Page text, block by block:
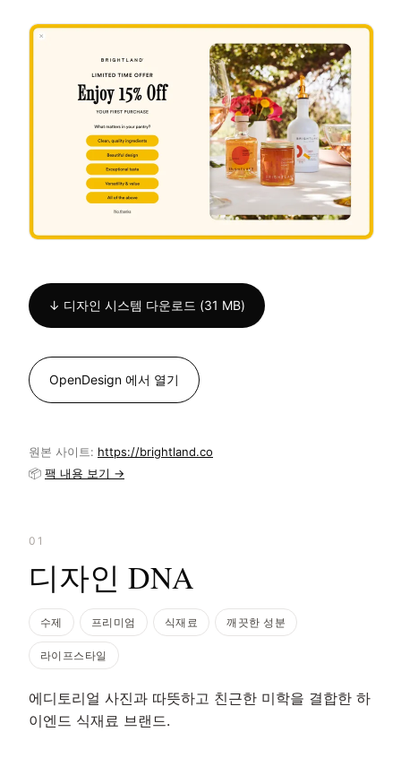
↓ 디자인 시스템 다운로드 (31 MB)
OpenDesign 에서 열기
원본 사이트: https://brightland.co
📦 팩 내용 보기 →
01
디자인 DNA
수제 프리미엄 식재료 깨끗한 성분
라이프스타일
에디토리얼 사진과 따뜻하고 친근한 미학을 결합한 하
이엔드 식재료 브랜드.